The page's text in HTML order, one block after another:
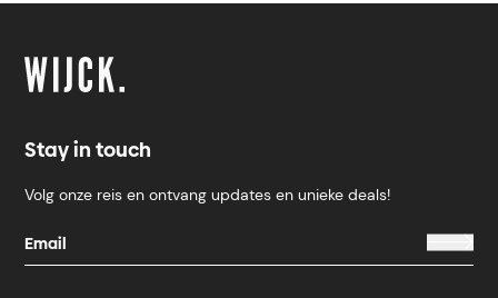
Stay in touch
Volg onze reis en ontvang updates en unieke deals!